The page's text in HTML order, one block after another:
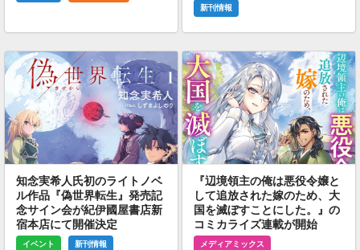
新刊情報
知念実希人氏初のライトノベ
ル作品『偽世界転生』発売記
念サイン会が紀伊國屋書店新
宿本店にて開催決定
イベント 新刊情報
『辺境領主の俺は悪役令嬢と
して追放された嫁のため、大
国を滅ぼすことにした。』の
コミカライズ連載が開始
メディアミックス